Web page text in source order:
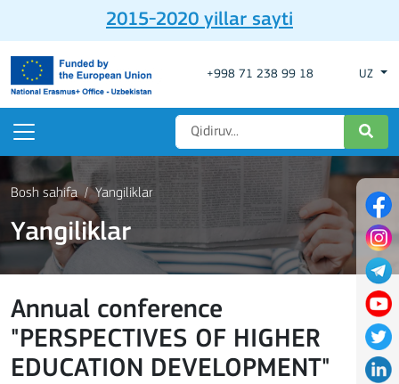
2015-2020 yillar sayti
+998 71 238 99 18 UZ
Bosh sahifa Yangiliklar
Yangiliklar
Annual conference
"PERSPECTIVES OF HIGHER
EDUCATION DEVELOPMENT"